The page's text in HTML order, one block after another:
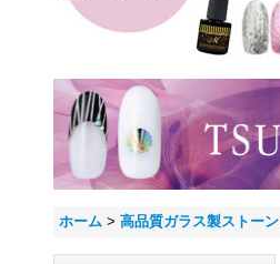
ホーム > 高品質ガラス製ストーン